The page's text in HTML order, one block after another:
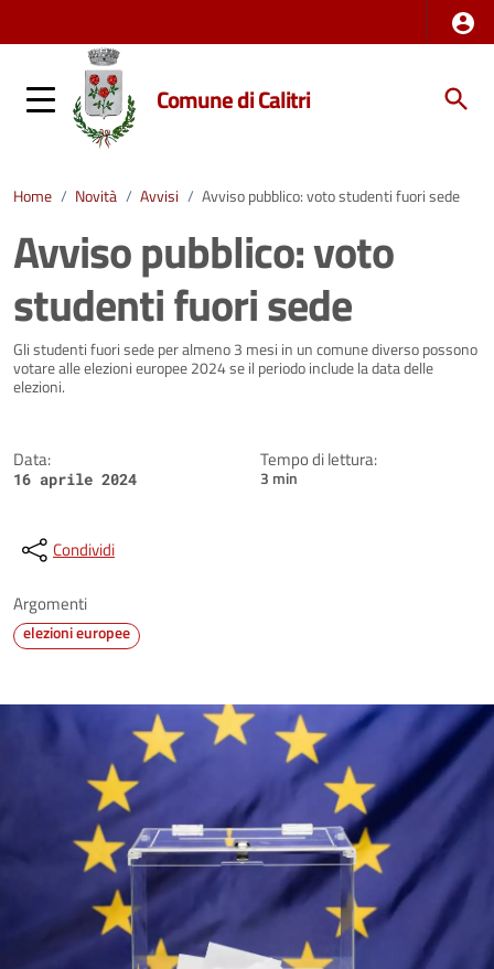
Comune di Calitri
Home / Novità / Avvisi / Avviso pubblico: voto studenti fuori sede
Avviso pubblico: voto
studenti fuori sede
Dettagli della notizia
Gli studenti fuori sede per almeno 3 mesi in un comune diverso possono
votare alle elezioni europee 2024 se il periodo include la data delle
elezioni.
Data:
16 aprile 2024
Tempo di lettura:
3 min
Condividi
Argomenti
elezioni europee